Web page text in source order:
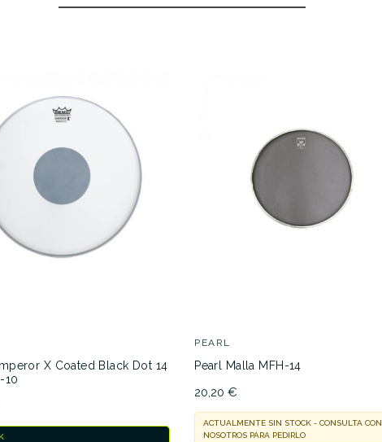
X Coated Black Dot 14
10
PEARL
Pearl Malla MFH-14
20,20 €
ACTUALMENTE SIN STOCK - CONSULTA CON
NOSOTROS PARA PEDIRLO